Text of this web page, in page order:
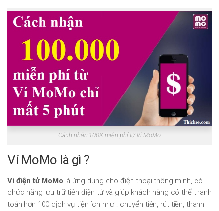
Cách nhận 100K miễn phí từ Ví MoMo
Ví MoMo là gì ?
Ví điện tử MoMo là ứng dụng cho điện thoại thông minh, có
chức năng lưu trữ tiền điện tử và giúp khách hàng có thể thanh
toán hơn 100 dịch vụ tiện ích như : chuyển tiền, rút tiền, thanh